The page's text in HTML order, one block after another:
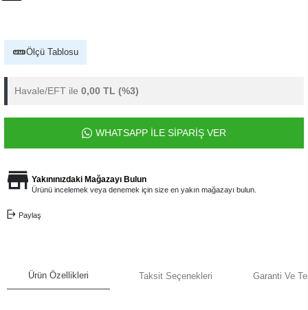
Ölçü Tablosu
Havale/EFT ile 0,00 TL (%3)
WHATSAPP İLE SİPARİŞ VER
Yakınınızdaki Mağazayı Bulun
Ürünü incelemek veya denemek için size en yakın mağazayı bulun.
Paylaş
Ürün Özellikleri Taksit Seçenekleri Garanti Ve